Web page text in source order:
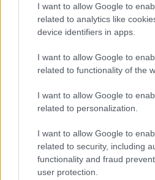
I want to allow Google to
related to analytics like
device identifiers in apps.
I want to allow Google to
related to functionality of the
I want to allow Google to
related to personalization.
I want to allow Google to
related to security, including
functionality and fraud
user protection.
ΜΠΕΙΤΕ ΣΤΗ ΣΥΖΗΤΗΣΗ
Loading...
ΣΗΜΕΡΑ ΣΤΟ